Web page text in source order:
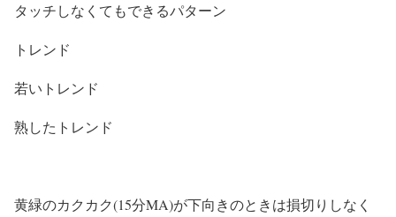
タッチしなくてもできるパターン
トレンド
若いトレンド
熟したトレンド
黄緑のカクカク(15分MA)が下向きのときは損切りしなく